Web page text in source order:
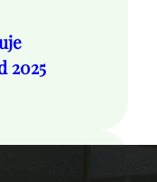
2025